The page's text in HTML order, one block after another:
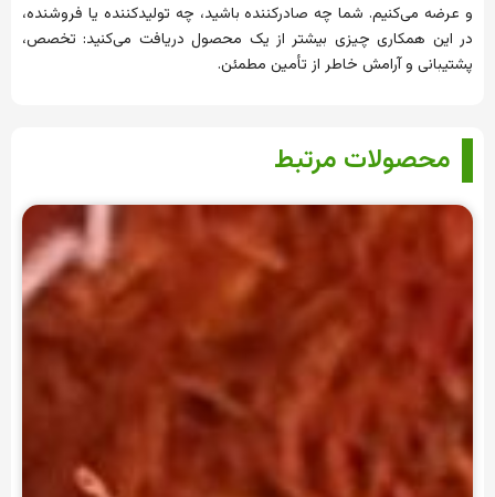
و عرضه می‌کنیم. شما چه صادرکننده باشید، چه تولیدکننده یا فروشنده،
در این همکاری چیزی بیشتر از یک محصول دریافت می‌کنید: تخصص،
پشتیبانی و آرامش خاطر از تأمین مطمئن.
محصولات مرتبط